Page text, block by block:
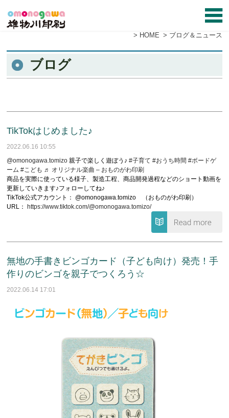
HOME ブログ＆ニュース
ブログ
TikTokはじめました♪
2022.06.16 10:55
@omonogawa.tomizo 親子で楽しく遊ぼう♪#子育て #おうち時間 #ボードゲ
ーム #こども ♬ オリジナル楽曲 – おものがわ印刷
商品を実際に使っている様子、製造工程、商品開発過程などのショート動画を
更新していきます♪フォローしてね♪
TikTok公式アカウント： @omonogawa.tomizo （おものがわ印刷）
URL：
https://www.tiktok.com/@omonogawa.tomizo/
無地の手書きビンゴカード（子ども向け）発売！手
作りのビンゴを親子でつくろう☆
2022.06.14 17:01